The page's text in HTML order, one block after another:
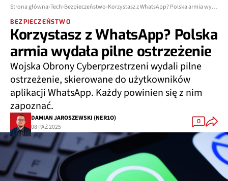
Strona główna Tech Bezpieczeństwo
BEZPIECZEŃSTWO
Korzystasz z WhatsApp? Polska
armia wydała pilne ostrzeżenie
Wojska Obrony Cyberprzestrzeni wydali pilne
ostrzeżenie, skierowane do użytkowników
aplikacji WhatsApp. Każdy powinien się z nim
zapoznać.
DAMIAN JAROSZEWSKI (NER1O)
08 PAŹ 2025
0